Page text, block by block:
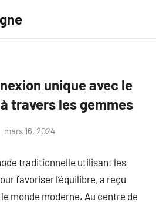
unique avec le
travers les gemmes
mars 16, 2024
traditionnelle utilisant les
favoriser l’équilibre, a reçu
monde moderne. Au centre de